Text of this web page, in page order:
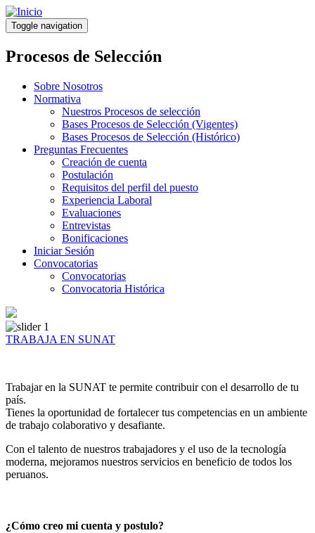
Pasar
al
contenido
principal
Toggle navigation
Procesos de Selección
Sobre Nosotros
Normativa
Nuestros Procesos de selección
Bases Procesos de Selección (Vigentes)
Bases Procesos de Selección (Histórico)
Preguntas Frecuentes
Creación de cuenta
Postulación
Requisitos del perfil del puesto
Experiencia Laboral
Evaluaciones
Entrevistas
Bonificaciones
Iniciar Sesión
Convocatorias
Convocatorias
Convocatoria Histórica
TRABAJA EN SUNAT
Trabajar en la SUNAT te permite contribuir con el desarrollo de tu
país.
Tienes la oportunidad de fortalecer tus competencias en un ambiente
de trabajo colaborativo y desafiante.
Con el talento de nuestros trabajadores y el uso de la tecnología
moderna, mejoramos nuestros servicios en beneficio de todos los
peruanos.
¿Cómo creo mi cuenta y postulo?